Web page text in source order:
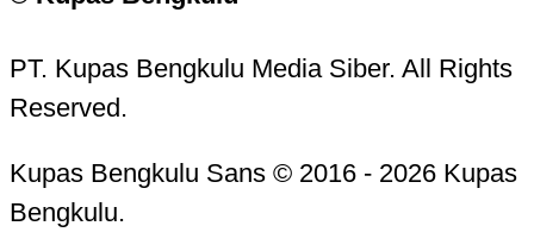
PT. Kupas Bengkulu Media Siber. All Rights
Reserved.
Kupas Bengkulu Sans © 2016 - 2026 Kupas
Bengkulu.